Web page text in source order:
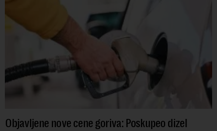
Objavljene nove cene goriva: Poskupeo dizel